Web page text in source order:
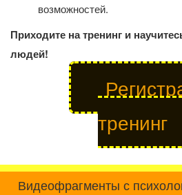
возможностей.
Приходите на тренинг и
людей!
тренинг
Видеофрагменты с